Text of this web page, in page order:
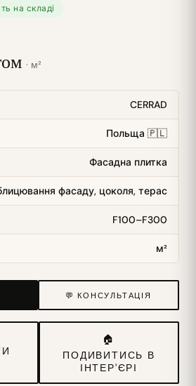
на складі
· м²
CERRAD
Польща 🇵🇱
Фасадна плитка
фасаду, цоколя, терас
F100–F300
м²
💬 КОНСУЛЬТАЦІЯ
🏠
ПОДИВИТИСЬ В
ІНТЕР'ЄРІ